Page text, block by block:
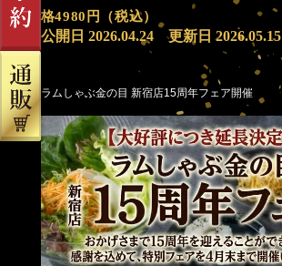
格4980円（税込）
公開日 2026.04.24更新日2026.05.15
ラムしゃぶ金の目 新宿店15周年フェア開催